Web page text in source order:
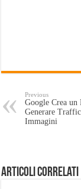
Previous
Google Crea
Generare
Immagini
Articoli Correlati